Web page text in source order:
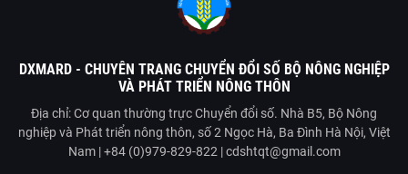
DXMARD - CHUYÊN TRANG CHUYỂN ĐỔI SỐ BỘ NÔNG NGHIỆP
VÀ PHÁT TRIỂN NÔNG THÔN
Địa chỉ: Cơ quan thường trực Chuyển đổi số. Nhà B5, Bộ Nông
nghiệp và Phát triển nông thôn, số 2 Ngọc Hà, Ba Đình Hà Nội, Việt
Nam | +84 (0)979-829-822 | cdshtqt@gmail.com